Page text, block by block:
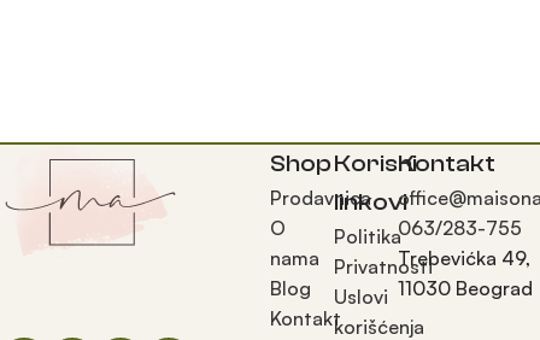
Shop
Prodavnica
O
nama
Blog
Kontakt
Korisni
linkovi
Politika
Privatnosti
Uslovi
korišćenja
Kontakt
063/283-755
Trebevićka 49,
11030 Beograd